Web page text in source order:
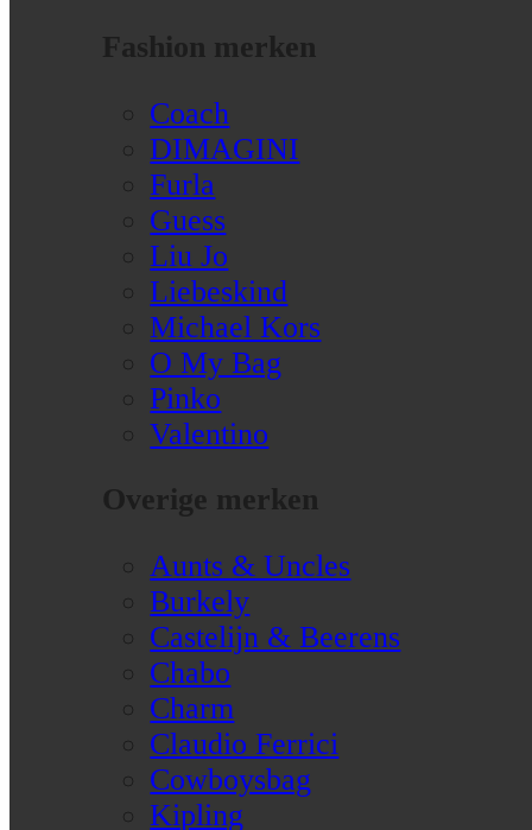
Fashion merken
Coach
DIMAGINI
Furla
Guess
Liu Jo
Liebeskind
Michael Kors
O My Bag
Pinko
Valentino
Overige merken
Aunts & Uncles
Burkely
Castelijn & Beerens
Chabo
Charm
Claudio Ferrici
Cowboysbag
Kipling